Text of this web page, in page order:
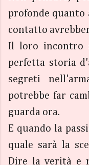
profonde quanto
contatto
Il loro incontro
perfetta storia
segreti
potrebbe far
guarda ora.
E quando la
quale sarà la
Dire la verità e